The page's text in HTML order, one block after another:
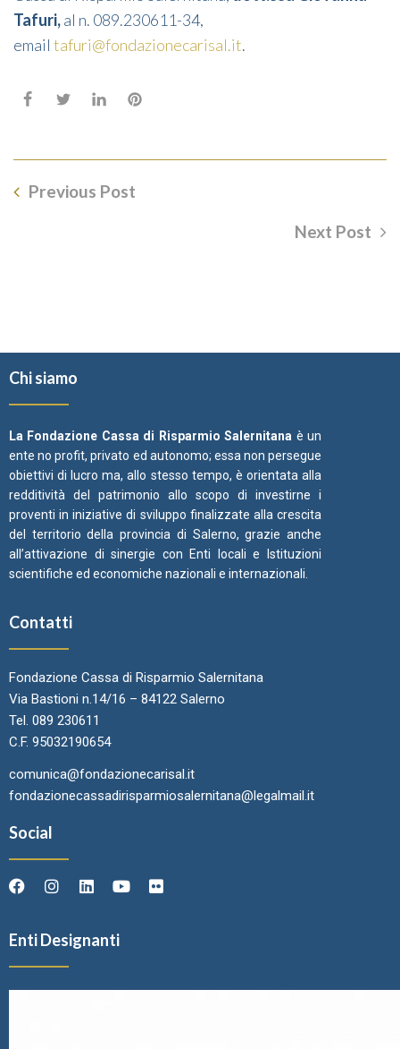
Tafuri,al n. 089.230611-34,
email tafuri@fondazionecarisal.it.
Previous Post
Next Post
Chi siamo
La Fondazione Cassa di Risparmio Salernitana è un
ente no profit, privato ed autonomo; essa non persegue
obiettivi di lucro ma, allo stesso tempo, è orientata alla
redditività del patrimonio allo scopo di investirne i
proventi in iniziative di sviluppo finalizzate alla crescita
del territorio della provincia di Salerno, grazie anche
all’attivazione di sinergie con Enti locali e Istituzioni
scientifiche ed economiche nazionali e internazionali.
Contatti
Fondazione Cassa di Risparmio Salernitana
Via Bastioni n.14/16 – 84122 Salerno
Tel. 089 230611
C.F. 95032190654
comunica@fondazionecarisal.it
fondazionecassadirisparmiosalernitana@legalmail.it
Social
Enti Designanti